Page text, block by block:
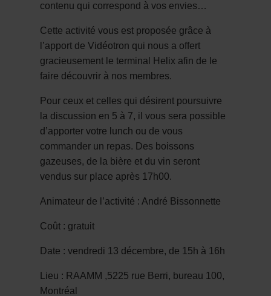
contenu qui correspond à vos envies…
Cette activité vous est proposée grâce à
l’apport de Vidéotron qui nous a offert
gracieusement le terminal Helix afin de le
faire découvrir à nos membres.
Pour ceux et celles qui désirent poursuivre
la discussion en 5 à 7, il vous sera possible
d’apporter votre lunch ou de vous
commander un repas. Des boissons
gazeuses, de la bière et du vin seront
vendus sur place après 17h00.
Animateur de l’activité : André Bissonnette
Coût : gratuit
Date : vendredi 13 décembre, de 15h à 16h
Lieu : RAAMM ,5225 rue Berri, bureau 100,
Montréal